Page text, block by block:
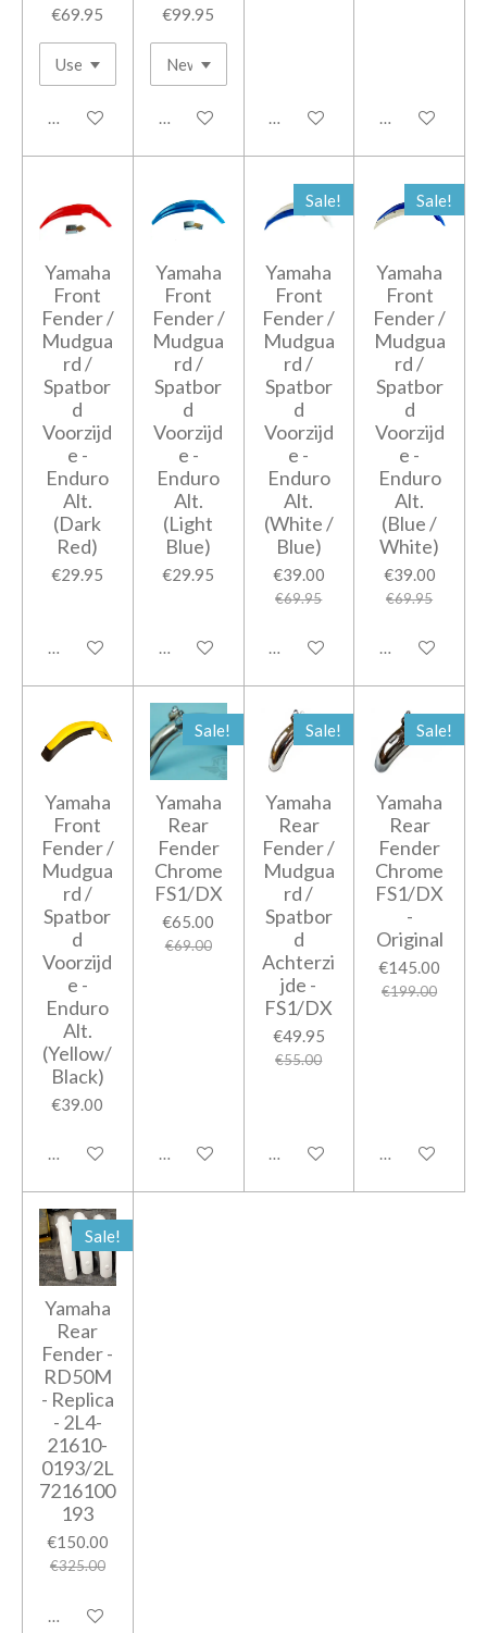
€69.95
Add to cart
€99.95
Add to cart Add to cart Add to cart
Yamaha
Front
Fender /
Mudgua
rd /
Spatbor
d
Voorzijd
e -
Enduro
Alt.
(Dark
Red)
€29.95
Add to cart
Yamaha
Front
Fender /
Mudgua
rd /
Spatbor
d
Voorzijd
e -
Enduro
Alt.
(Light
Blue)
€29.95
Add to cart
Sale!
Yamaha
Front
Fender /
Mudgua
rd /
Spatbor
d
Voorzijd
e -
Enduro
Alt.
(White /
Blue)
€39.00
€69.95
Add to cart
Sale!
Yamaha
Front
Fender /
Mudgua
rd /
Spatbor
d
Voorzijd
e -
Enduro
Alt.
(Blue /
White)
€39.00
€69.95
Add to cart
Yamaha
Front
Fender /
Mudgua
rd /
Spatbor
d
Voorzijd
e -
Enduro
Alt.
(Yellow/
Black)
€39.00
Add to cart
Sale!
Yamaha
Rear
Fender
Chrome
FS1/DX
€65.00
€69.00
Add to cart
Sale!
Yamaha
Rear
Fender /
Mudgua
rd /
Spatbor
d
Achterzi
jde -
FS1/DX
€49.95
€55.00
Add to cart
Sale!
Yamaha
Rear
Fender
Chrome
FS1/DX
-
Original
€145.00
€199.00
Add to cart
Sale!
Yamaha
Rear
Fender -
RD50M
- Replica
- 2L4-
21610-
0193/2L
7216100
193
€150.00
€325.00
Add to cart